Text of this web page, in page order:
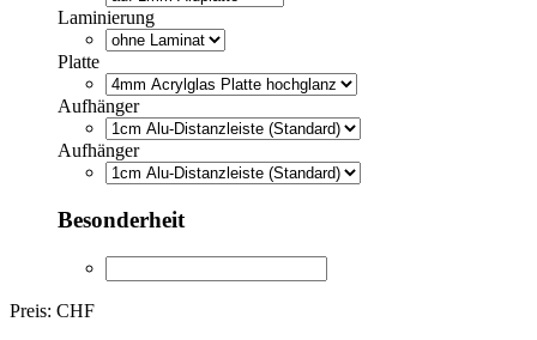
Laminierung
Platte
Aufhänger
Aufhänger
Besonderheit
Preis: CHF